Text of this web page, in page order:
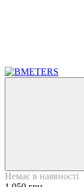
Немає в наявності